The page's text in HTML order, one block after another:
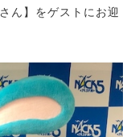
ん】をゲストにお迎